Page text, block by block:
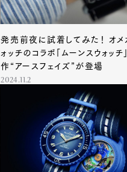
Gourmet
Pen Membership
発売前夜に試着してみた！ オ
ォッチのコラボ「ムーンスウォッチ
作“アースフェイズ”が登場
2024.11.2